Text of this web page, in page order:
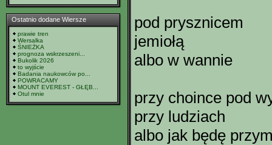
Ostatnio dodane Wiersze
prawie tren
Wersalka
ŚNIEŻKA
prognoza wskrzeszeni...
Bukolik 2026
to wyjście
Badania naukowców po...
POWRACAMY
MOUNT EVEREST - GŁĘB...
Otul mnie
pod prysznicem
jemiołą
albo w wannie
przy choince pod
przy ludziach
albo jak będę